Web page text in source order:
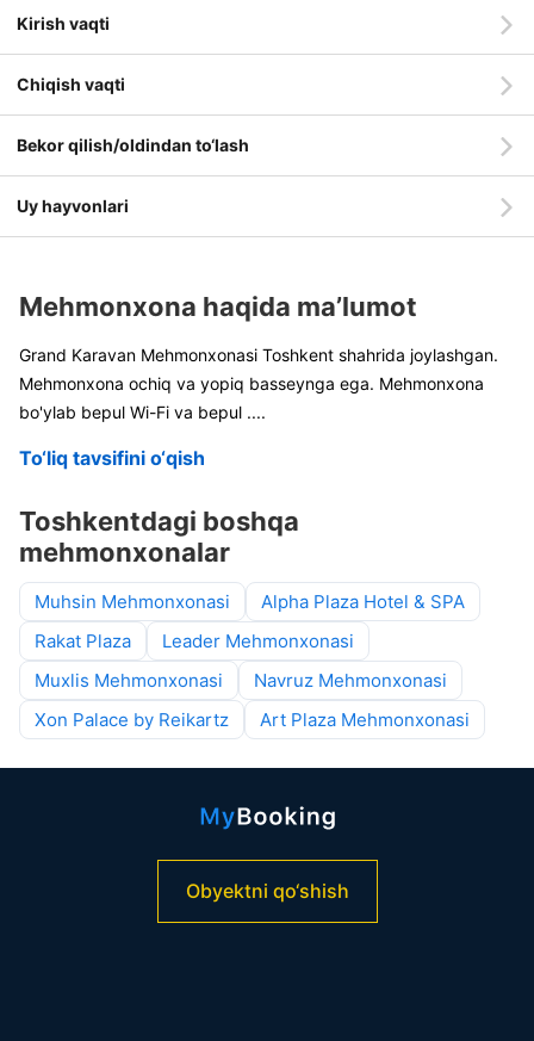
Kirish vaqti
Chiqish vaqti
Bekor qilish/oldindan to‘lash
Uy hayvonlari
Mehmonxona haqida ma’lumot
Grand Karavan Mehmonxonasi Toshkent shahrida joylashgan.
Mehmonxona ochiq va yopiq basseynga ega. Mehmonxona
bo'ylab bepul Wi-Fi va bepul ....
To‘liq tavsifini o‘qish
Toshkentdagi boshqa
mehmonxonalar
Muhsin Mehmonxonasi
Alpha Plaza Hotel & SPA
Rakat Plaza
Leader Mehmonxonasi
Muxlis Mehmonxonasi
Navruz Mehmonxonasi
Xon Palace by Reikartz
Art Plaza Mehmonxonasi
Obyektni qo‘shish